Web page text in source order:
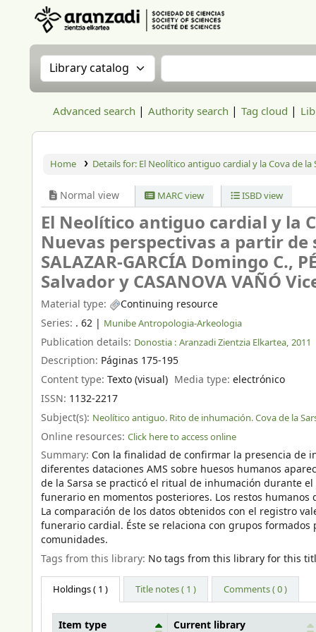
Search the catalog by:Search the catalog
Advanced search Authority search Tag cloud
Home Details for: El Neolítico antiguo cardial y la Cova de
Normal view MARC view ISBD view
El Neolítico antiguo cardial y la
Nuevas perspectivas a partir
SALAZAR-GARCÍA Domingo C.,
Salvador y CASANOVA VAÑÓ
Material type:
Continuing resource
Series: . 62 | Munibe Antropologia-Arkeologia
Publication details: Donostia : Aranzadi Zientzia Elkartea, 2011
Description: Páginas 175-195
Content type: Texto (visual) Media type:electrónico
ISSN: 1132-2217
Subject(s): Neolítico antiguo. Rito de inhumación. Cova de la
Online resources: Click here to access online
Summary: Con la finalidad de confirmar la presencia de
diferentes dataciones AMS sobre huesos humanos
de la Sarsa se practicó el ritual de inhumación durante
funerario en momentos posteriores. Los restos
La comparación de los datos obtenidos con el registro
funerario cardial. Éste se relaciona con grupos
comunidades.
Tags from this library: No tags from this library for this
Holdings( 1 ) Title notes ( 1 ) Comments ( 0 )
Item type Current library